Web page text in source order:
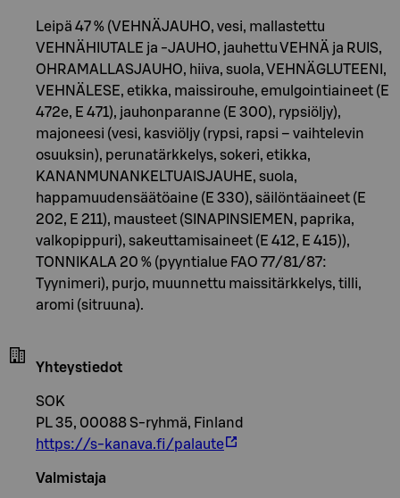
Leipä 47 % (VEHNÄJAUHO, vesi, mallastettu
VEHNÄHIUTALE ja -JAUHO, jauhettu VEHNÄ ja RUIS,
OHRAMALLASJAUHO, hiiva, suola, VEHNÄGLUTEENI,
VEHNÄLESE, etikka, maissirouhe, emulgointiaineet (E
472e, E 471), jauhonparanne (E 300), rypsiöljy),
majoneesi (vesi, kasviöljy (rypsi, rapsi – vaihtelevin
osuuksin), perunatärkkelys, sokeri, etikka,
KANANMUNANKELTUAISJAUHE, suola,
happamuudensäätöaine (E 330), säilöntäaineet (E
202, E 211), mausteet (SINAPINSIEMEN, paprika,
valkopippuri), sakeuttamisaineet (E 412, E 415)),
TONNIKALA 20 % (pyyntialue FAO 77/81/87:
Tyynimeri), purjo, muunnettu maissitärkkelys, tilli,
aromi (sitruuna).
Yhteystiedot
SOK
PL 35, 00088 S-ryhmä, Finland
https://s-kanava.fi/palaute
Valmistaja